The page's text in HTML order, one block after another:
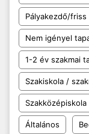
Pályakezdő/friss
Nem igényel
1-2 év szakmai
Szakiskola /
Szakközépiskola
Általános